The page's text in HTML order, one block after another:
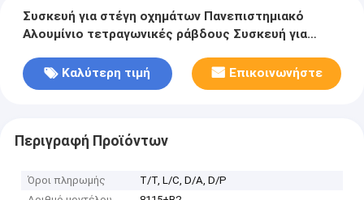
Συσκευή για στέγη οχημάτων Πανεπιστημιακό
Αλουμίνιο τετραγωνικές ράβδους Συσκευή για
Καλύτερη τιμή
Επικοινωνήστε
Περιγραφή Προϊόντων
Όροι πληρωμής
Τ/Τ, L/C, D/A, D/P